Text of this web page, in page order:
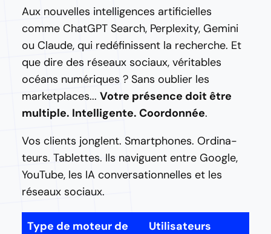
Aux nouvelles intelligences artificielles
comme ChatGPT Search, Perplexity, Gemini
ou Claude, qui redéfinissent la recherche. Et
que dire des réseaux sociaux, véritables
océans numériques ? Sans oublier les
marketplaces... Votre présence doit être
multiple. Intelligente. Coordonnée.
Vos clients jonglent. Smart­phones. Ordi­na­
teurs. Tablettes. Ils navi­guent entre Google,
YouTube, les IA conver­sa­tion­nelles et les
réseaux sociaux.
Type de moteur de
Utilisateurs